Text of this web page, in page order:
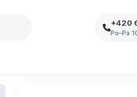
+420
Po–Pa